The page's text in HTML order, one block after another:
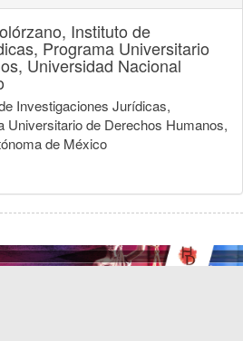
Instituto de
Programa Universitario
Universidad Nacional
Investigaciones Jurídicas,
Universitario de Derechos Humanos,
de México